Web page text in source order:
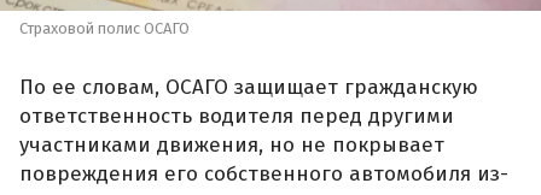
Страховой полис ОСАГО
По ее словам, ОСАГО защищает гражданскую
ответственность водителя перед другими
участниками движения, но не покрывает
повреждения его собственного автомобиля из-